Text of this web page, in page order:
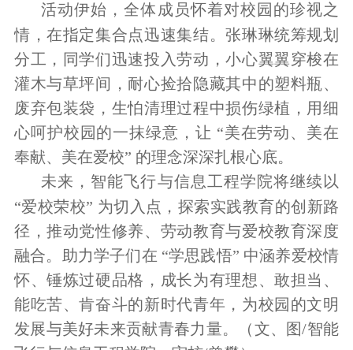
活动伊始，全体成员怀着对校园的珍视之
情，在指定集合点迅速集结。张琳琳统筹规划
分工，同学们迅速投入劳动，小心翼翼穿梭在
灌木与草坪间，耐心捡拾隐藏其中的塑料瓶、
废弃包装袋，生怕清理过程中损伤绿植，用细
心呵护校园的一抹绿意，让 “美在劳动、美在
奉献、美在爱校” 的理念深深扎根心底。
未来，智能飞行与信息工程学院将继续以
“爱校荣校” 为切入点，探索实践教育的创新路
径，推动党性修养、劳动教育与爱校教育深度
融合。助力学子们在 “学思践悟” 中涵养爱校情
怀、锤炼过硬品格，成长为有理想、敢担当、
能吃苦、肯奋斗的新时代青年，为校园的文明
发展与美好未来贡献青春力量。（文、图/智能